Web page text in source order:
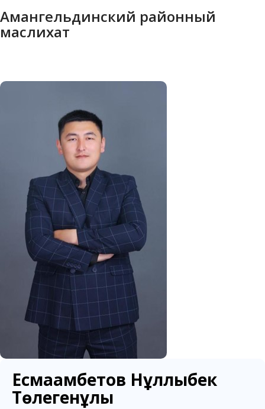
Амангельдинский районный
маслихат
Есмағамбетов Нұллыбек
Төлегенұлы